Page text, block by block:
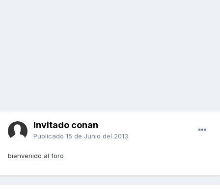
Invitado conan
Publicado 15 de Junio del 2013
bienvenido al foro